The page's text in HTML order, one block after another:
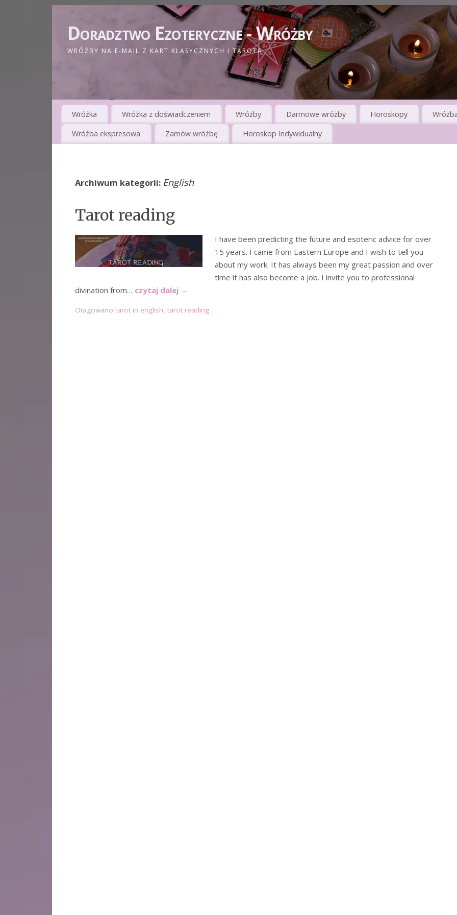
Doradztwo Ezoteryczne - Wróżby
WRÓŻBY NA E-MAIL Z KART KLASYCZNYCH I TAROTA
Wróżka Wróżka z doświadczeniem Wróżby Darmowe wróżby Horoskopy
Wróżba ekspresowa Zamów wróżbę Horoskop Indywidualny
Archiwum kategorii: English
Tarot reading
I have been predicting the future and esoteric advice for over
15 years. I came from Eastern Europe and I wish to tell you
about my work. It has always been my great passion and over
time it has also become a job. I invite you to professional
divination from… czytaj dalej →
Otagowano tarot in english tarot reading